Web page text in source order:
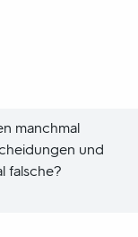
manchmal
und
falsche?